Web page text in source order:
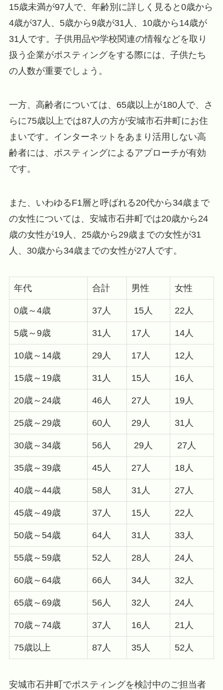
15歳未満が97人で、年齢別に詳しく見ると0歳から
4歳が37人、5歳から9歳が31人、10歳から14歳が
31人です。子供用品や学校関連の情報などを取り
扱う企業がポスティングをする際には、子供たち
の人数が重要でしょう。
一方、高齢者については、65歳以上が180人で、さ
らに75歳以上では87人の方が安城市石井町にお住
まいです。インターネットをあまり活用しない高
齢者には、ポスティングによるアプローチが有効
です。
また、いわゆるF1層と呼ばれる20代から34歳まで
の女性については、安城市石井町では20歳から24
歳の女性が19人、25歳から29歳までの女性が31
人、30歳から34歳までの女性が27人です。
年代 合計 男性 女性
0歳～4歳 37人 15人 22人
5歳～9歳 31人 17人 14人
10歳～14歳 29人 17人 12人
15歳～19歳 31人 15人 16人
20歳～24歳 46人 27人 19人
25歳～29歳 60人 29人 31人
30歳～34歳 56人 29人 27人
35歳～39歳 45人 27人 18人
40歳～44歳 58人 31人 27人
45歳～49歳 37人 15人 22人
50歳～54歳 64人 31人 33人
55歳～59歳 52人 28人 24人
60歳～64歳 66人 34人 32人
65歳～69歳 56人 32人 24人
70歳～74歳 37人 16人 21人
75歳以上 87人 35人 52人
安城市石井町でポスティングを検討中のご担当者